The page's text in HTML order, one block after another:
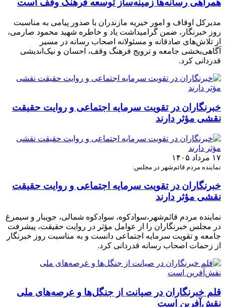
همراهی رسانه‌ها زمینه‌ساز توسعه فرهنگ وقف است
مدیرکل اوقاف و امور خیریه مازندران با صدور پیامی به مناسبت
روز خبرنگار، ضمن گرامیداشت یاد و خاطره شهید محمود صارمی،
از تلاش‌های صادقانه و مسئولانه اصحاب رسانه در مسیر
آگاهی‌بخشی جامعه و ترویج فرهنگ وقف، احسان و نیک‌اندیشی
قدردانی کرد.
خبرنگاران در تقویت سرمایه اجتماعی و روایت حقیقت
نقشی مؤثر دارند
۱۷ مرداد ۱۴۰۵
نماینده مردم قائم‌شهر در مجلس:
خبرنگاران در تقویت سرمایه اجتماعی و روایت حقیقت
نقشی مؤثر دارند
نماینده مردم قائم‌شهر،سوادکوه، سوادکوه شمالی، جویبار و سیمرغ
در مجلس خبرنگاران را از عوامل مؤثر در روایت حقیقت، پیشرفت
جامعه و تقویت سرمایه اجتماعی دانست و به مناسبت روز خبرنگار
از زحمات اصحاب رسانه قدردانی کرد.
قلم خبرنگاران در صیانت از جنگل‌ها و عرصه‌های ملی
نقش‌آفرین است